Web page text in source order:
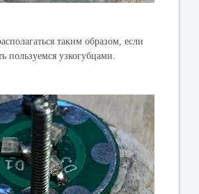
таким образом, если
пользуемся узкогубцами.